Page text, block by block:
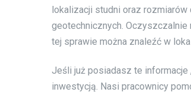
lokalizacji studni oraz
geotechnicznych. Oczyszczalnie
tej sprawie można znaleźć w
Jeśli już posiadasz te
inwestycją. Nasi pracownicy